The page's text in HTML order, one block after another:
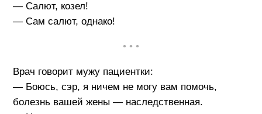
— Салют, козел!
— Сам салют, однако!
• • •
Врач говорит мужу пациентки:
— Боюсь, сэр, я ничем не могу вам помочь,
болезнь вашей жены — наследственная.